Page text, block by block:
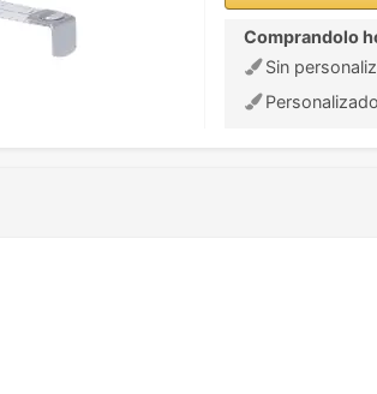
Comprandolo
Sin
Personalizado